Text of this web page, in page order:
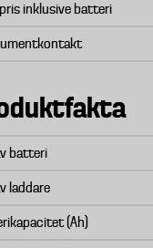
inklusive batteri
batteri
laddare
(Ah)